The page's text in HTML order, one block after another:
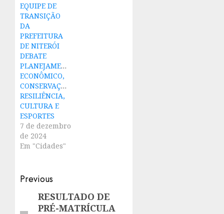
EQUIPE DE
TRANSIÇÃO
DA
PREFEITURA
DE NITERÓI
DEBATE
PLANEJAMENTO
ECONÔMICO,
CONSERVAÇÃO,
RESILIÊNCIA,
CULTURA E
ESPORTES
7 de dezembro
de 2024
Em "Cidades"
Post
navigation
Previous
Previous
post:
RESULTADO DE
PRÉ-MATRÍCULA